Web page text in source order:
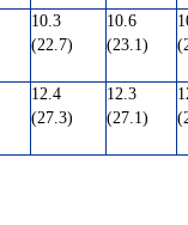
10.3
(22.7)
10.6
(23.1)
12.4
(27.3)
12.3
(27.1)